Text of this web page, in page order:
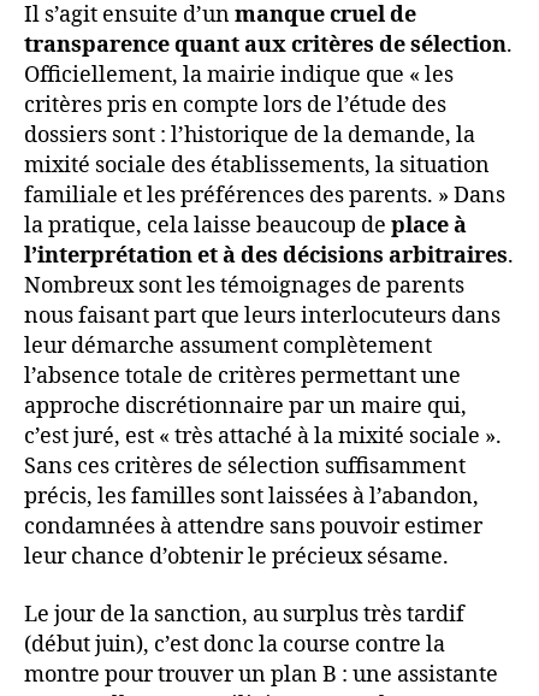
Il s’agit ensuite d’unmanque cruel de
transparence quant aux critères de sélection.
Officiellement, la mairie indique que « les
critères pris en compte lors de l’étude des
dossiers sont : l’historique de la demande, la
mixité sociale des établissements, la situation
familiale et les préférences des parents. » Dans
la pratique, cela laisse beaucoup de place à
l’interprétation et à des décisions arbitraires.
Nombreux sont les témoignages de parents
nous faisant part que leurs interlocuteurs dans
leur démarche assument complètement
l’absence totale de critères permettant une
approche discrétionnaire par un maire qui,
c’est juré, est « très attaché à la mixité sociale ».
Sans ces critères de sélection suffisamment
précis, les familles sont laissées à l’abandon,
condamnées à attendre sans pouvoir estimer
leur chance d’obtenir le précieux sésame.
Le jour de la sanction, au surplus très tardif
(début juin), c’est donc la course contre la
montre pour trouver un plan B : une assistante